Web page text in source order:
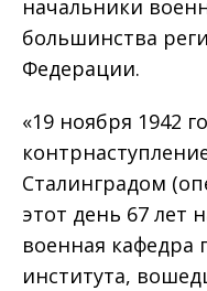
начальники
большинства
Федерации.
«19 ноября 1942
Сталинградом
этот день 67 лет
военная кафедра
института,